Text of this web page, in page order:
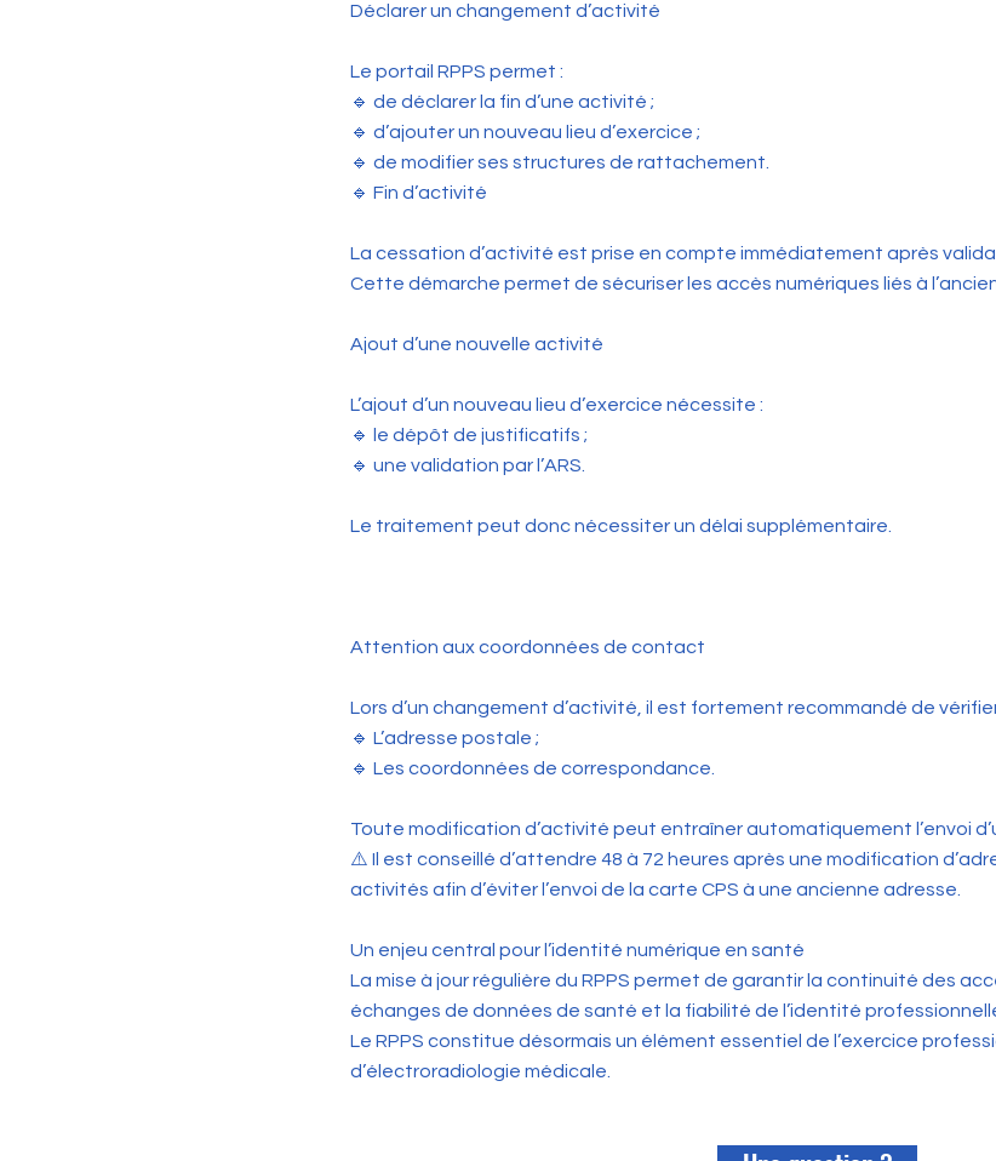
Déclarer un changement d’activité
Le portail RPPS permet :
🔹 de déclarer la fin d’une activité ;
🔹 d’ajouter un nouveau lieu d’exercice ;
🔹 de modifier ses structures de rattachement.
🔹 Fin d’activité
La cessation d’activité est prise en compte immédiatement après
Cette démarche permet de sécuriser les accès numériques liés à
Ajout d’une nouvelle activité
L’ajout d’un nouveau lieu d’exercice nécessite :
🔹 le dépôt de justificatifs ;
🔹 une validation par l’ARS.
Le traitement peut donc nécessiter un délai supplémentaire.
Attention aux coordonnées de contact
Lors d’un changement d’activité, il est fortement recommandé de
🔹 L’adresse postale ;
🔹 Les coordonnées de correspondance.
Toute modification d’activité peut entraîner automatiquement l’envoi
⚠️ Il est conseillé d’attendre 48 à 72 heures après une modification
activités afin d’éviter l’envoi de la carte CPS à une ancienne adresse.
Un enjeu central pour l’identité numérique en santé
La mise à jour régulière du RPPS permet de garantir la continuité des
échanges de données de santé et la fiabilité de l’identité
Le RPPS constitue désormais un élément essentiel de l’exercice
d’électroradiologie médicale.